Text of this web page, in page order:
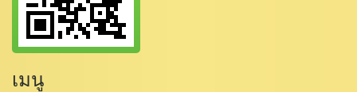
เมนู